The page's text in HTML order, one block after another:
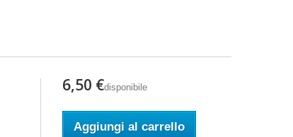
6,50 €disponibile
Aggiungi al carrello